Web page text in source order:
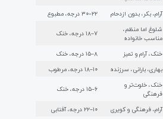
آرام، بکر، بدون ازدحام
۲۲–۳۰ درجه، مطبوع
شلوغ اما منظم،
مناسب خانواده
۷–۱۸ درجه، خنک
خنک، آرام و تمیز
۸–۱۵ درجه، خنک
بهاری، بارانی، سرزنده
۱۰–۱۸ درجه، مرطوب
خنک، خلوت‌تر و
فرهنگی
۶–۱۵ درجه، خنک
آرام، فرهنگی و کویری
۱۰–۲۲ درجه، آفتابی